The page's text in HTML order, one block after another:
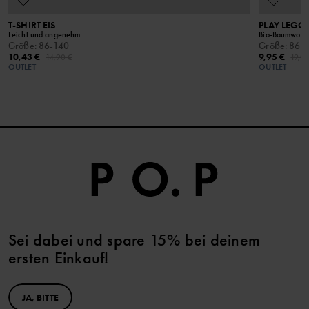
T-SHIRT EIS
Leicht und angenehm
Größe: 86-140
10,43 €
OUTLET
PLAY
Bio-
Größe: 86-
9,95 €
OUTLET
Sei dabei und spare 15% bei deinem
ersten Einkauf!
JA, BITTE